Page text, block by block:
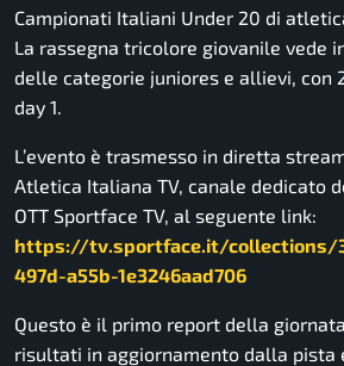
Campionati Italiani Under 20 di
La rassegna tricolore giovanile vede
delle categorie juniores e allievi, con
day 1.
L’evento è trasmesso in diretta
Atletica Italiana TV, canale dedicato
OTT Sportface TV, al seguente link:
https://tv.sportface.it/collections/
497d-a55b-1e3246aad706
Questo è il primo report della
risultati in aggiornamento dalla pista